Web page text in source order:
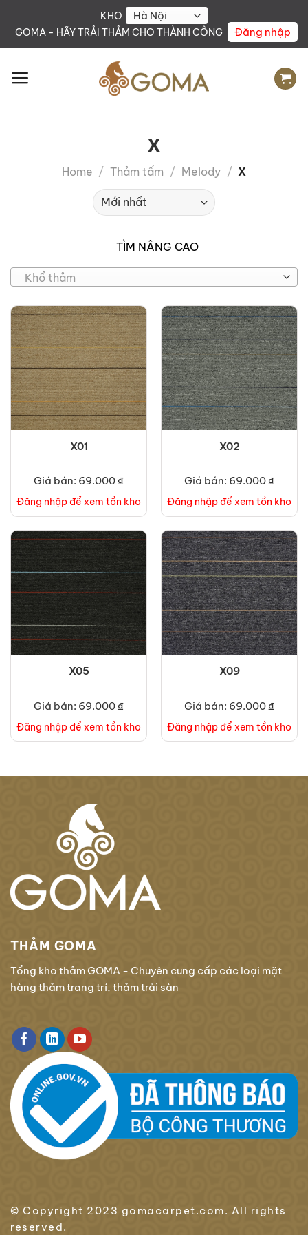
KHO
GOMA - HÃY TRẢI THẢM CHO THÀNH CÔNG
Đăng nhập
X
Home / Thảm tấm / Melody / X
TÌM NÂNG CAO
Khổ thảm
X01
Giá bán: 69.000 ₫
Đăng nhập để xem tồn kho
X02
Giá bán: 69.000 ₫
Đăng nhập để xem tồn kho
X05
Giá bán: 69.000 ₫
Đăng nhập để xem tồn kho
X09
Giá bán: 69.000 ₫
Đăng nhập để xem tồn kho
THẢM GOMA
Tổng kho thảm GOMA - Chuyên cung cấp các loại mặt
hàng thảm trang trí, thảm trải sàn
© Copyright 2023 gomacarpet.com. All rights
reserved.